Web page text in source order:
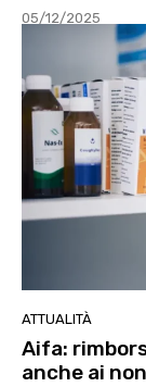
05/12/2025
ATTUALITÀ
Aifa:
anche ai